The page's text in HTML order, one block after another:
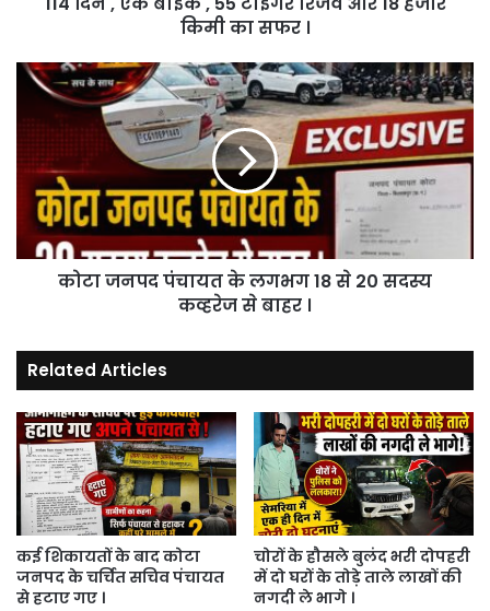
किमी
सफर
किमी का सफर ।
कोटा
जनपद
पंचायत
के
लगभग
सदस्य
।
कोटा जनपद पंचायत के लगभग 18 से 20 सदस्य
कव्हरेज से बाहर ।
Related Articles
कई शिकायतों के बाद कोटा
जनपद के चर्चित सचिव पंचायत
से हटाए गए ।
चोरों के हौसले बुलंद भरी दोपहरी
में दो घरों के तोड़े ताले लाखों की
नगदी ले भागे ।